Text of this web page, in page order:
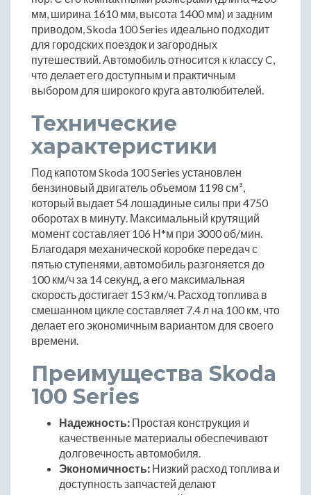
мм, ширина 1610 мм, высота 1400 мм) и задним
приводом, Skoda 100 Series идеально подходит
для городских поездок и загородных
путешествий. Автомобиль относится к классу C,
что делает его доступным и практичным
выбором для широкого круга автолюбителей.
Технические
характеристики
Под капотом Skoda 100 Series установлен
бензиновый двигатель объемом 1198 см³,
который выдает 54 лошадиные силы при 4750
оборотах в минуту. Максимальный крутящий
момент составляет 106 Н*м при 3000 об/мин.
Благодаря механической коробке передач с
пятью ступенями, автомобиль разгоняется до
100 км/ч за 14 секунд, а его максимальная
скорость достигает 153 км/ч. Расход топлива в
смешанном цикле составляет 7.4 л на 100 км, что
делает его экономичным вариантом для своего
времени.
Преимущества Skoda
100 Series
Надежность: Простая конструкция и
качественные материалы обеспечивают
долговечность автомобиля.
Экономичность: Низкий расход топлива и
доступность запчастей делают